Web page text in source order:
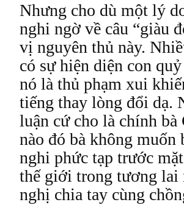
Nhưng cho dù một lý
nghi ngờ về câu “giàu
vị nguyên thủ này.
có sự hiện diện con
nó là thủ phạm xui
tiếng thay lòng đổi dạ.
luận cứ cho là chính
nào đó bà không muốn
nghi phức tạp trước
thế giới trong tương lai
nghị chia tay cùng